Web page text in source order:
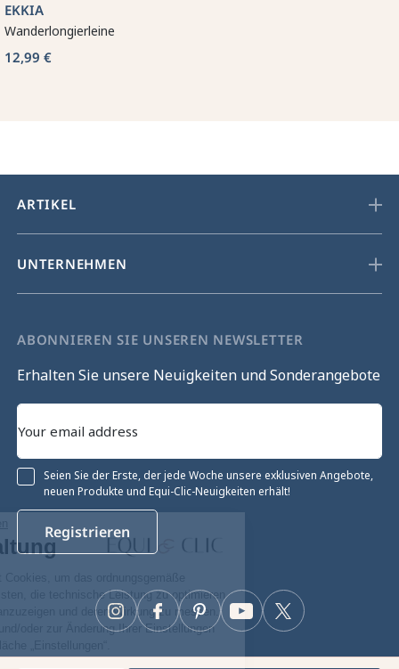
Cookie-Verwaltung
Funktionieren zu gewährleisten, die technische Leistung zu optimieren
sowie relevante Werbung anzuzeigen und deren Wirkung zu messen.
Für weitere Informationen und/oder zur Änderung Ihrer Einstellungen
EKKIA
Wanderlongierleine
12,99 €
ARTIKEL
UNTERNEHMEN
ABONNIEREN SIE UNSEREN NEWSLETTER
Erhalten Sie unsere Neuigkeiten und Sonderangebote
Seien Sie der Erste, der jede Woche unsere exklusiven Angebote,
neuen Produkte und Equi-Clic-Neuigkeiten erhält!
Registrieren
Facebook Twitter
YouTube
Pinterest
Instagram